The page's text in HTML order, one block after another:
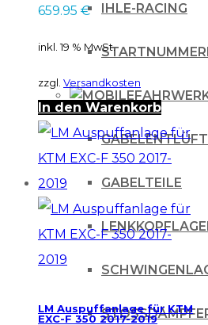
IHLE-RACING
GABELTEILE
659.95 €
inkl. 19 % MwSt.
zzgl. Versandkosten
In den Warenkorb
LM Auspuffanlage für KTM
EXC-F 350 2017-2019